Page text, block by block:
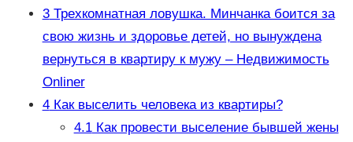
3Трехкомнатная ловушка. Минчанка боится за
свою жизнь и здоровье детей, но вынуждена
вернуться в квартиру к мужу – Недвижимость
Onliner
4Как выселить человека из квартиры?
4.1Как провести выселение бывшей жены